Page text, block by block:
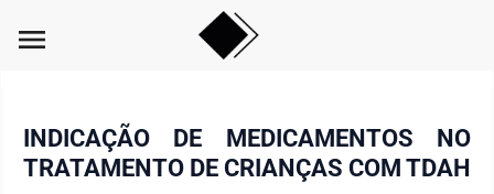
menu
INDICAÇÃO DE MEDICAMENTOS NO
TRATAMENTO DE CRIANÇAS COM TDAH